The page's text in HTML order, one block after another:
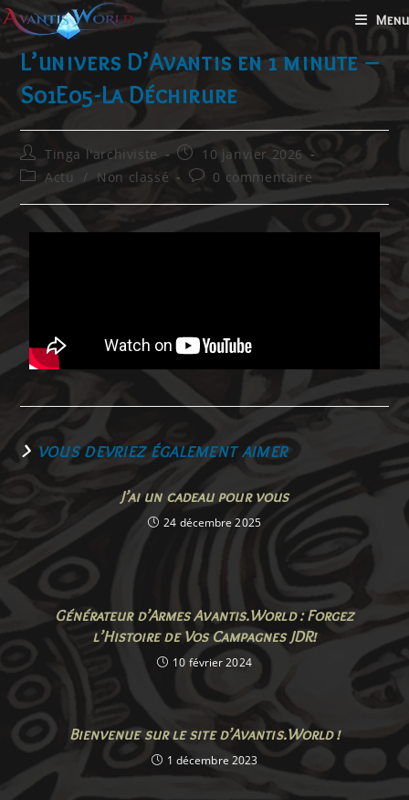
Menu
L’univers D’Avantis en 1 minute –
S01E05-La Déchirure
Tinga l'archiviste
10 janvier 2026
Actu
/ Non classé 0 commentaire
VOUS DEVRIEZ ÉGALEMENT AIMER
J’ai un cadeau pour vous
24 décembre 2025
Générateur d’Armes Avantis.World : Forgez
l’Histoire de Vos Campagnes JDR!
10 février 2024
Bienvenue sur le site d’Avantis.World !
1 décembre 2023